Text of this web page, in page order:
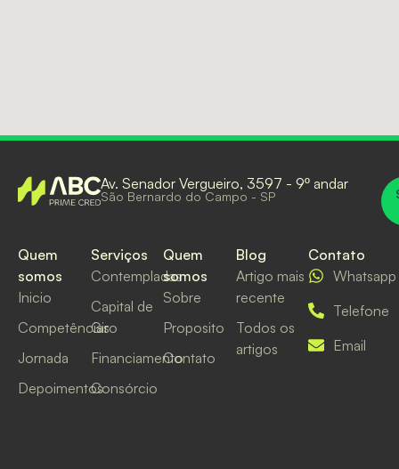
Av. Senador Vergueiro, 3597 - 9º andar
São Bernardo do Campo - SP
Quem
somos
Inicio
Competências
Jornada
Depoimentos
Serviços
Contempladas
Capital de
Giro
Financiamento
Consórcio
Quem
somos
Sobre
Proposito
Contato
Blog
Artigo mais
recente
Todos os
artigos
Contato
Whatsapp
Telefone
Email